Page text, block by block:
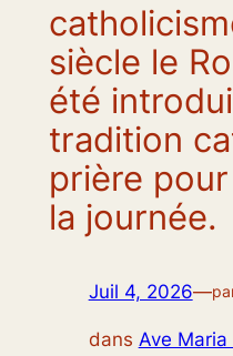
siècle le
été
tradition
prière
la journée.
Juil 4, 2026—
dans Ave Maria